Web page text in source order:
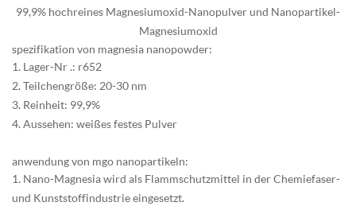
99,9% hochreines Magnesiumoxid-Nanopulver und Nanopartikel-
Magnesiumoxid
spezifikation von magnesia nanopowder:
1. Lager-Nr .: r652
2. Teilchengröße: 20-30 nm
3. Reinheit: 99,9%
4. Aussehen: weißes festes Pulver
anwendung von mgo nanopartikeln:
1. Nano-Magnesia wird als Flammschutzmittel in der Chemiefaser-
und Kunststoffindustrie eingesetzt.